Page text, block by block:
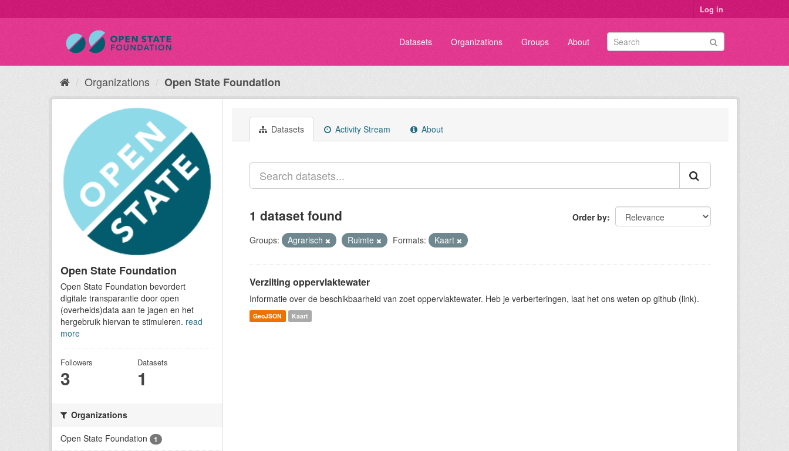
Log in
Datasets Organizations Groups About
Organizations Open State Foundation
Open State Foundation
Open State Foundation bevordert
digitale transparantie door open
(overheids)data aan te jagen en het
hergebruik hiervan te stimuleren. read
more
Followers
3
Datasets
1
Organizations
Open State Foundation
1
Datasets Activity Stream About
Order by
1 dataset found
Groups: Agrarisch Ruimte Formats: Kaart
Verzilting oppervlaktewater
Informatie over de beschikbaarheid van zoet oppervlaktewater. Heb je verberteringen, laat het ons weten op github (link).
GeoJSON Kaart